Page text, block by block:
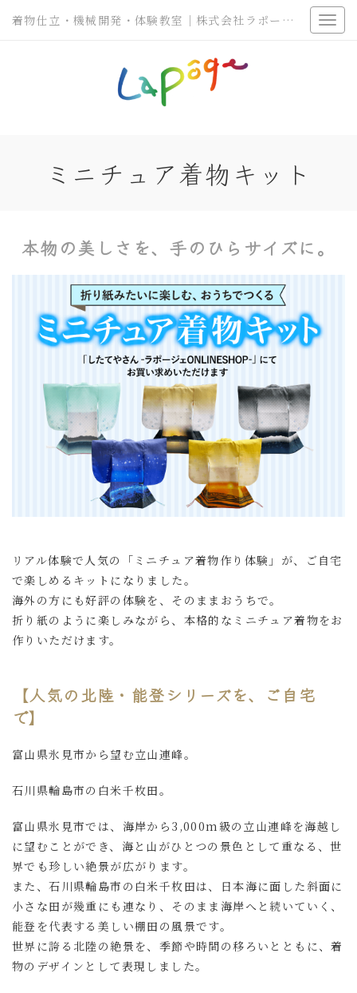
着物仕立・機械開発・体験教室｜株式会社ラポージェ
ミニチュア着物キット
本物の美しさを、手のひらサイズに。
リアル体験で人気の「ミニチュア着物作り体験」が、ご自宅
で楽しめるキットになりました。
海外の方にも好評の体験を、そのままおうちで。
折り紙のように楽しみながら、本格的なミニチュア着物をお
作りいただけます。
【人気の北陸・能登シリーズを、ご自宅
で】
富山県氷見市から望む立山連峰。
石川県輪島市の白米千枚田。
富山県氷見市では、海岸から3,000m級の立山連峰を海越し
に望むことができ、海と山がひとつの景色として重なる、世
界でも珍しい絶景が広がります。
また、石川県輪島市の白米千枚田は、日本海に面した斜面に
小さな田が幾重にも連なり、そのまま海岸へと続いていく、
能登を代表する美しい棚田の風景です。
世界に誇る北陸の絶景を、季節や時間の移ろいとともに、着
物のデザインとして表現しました。